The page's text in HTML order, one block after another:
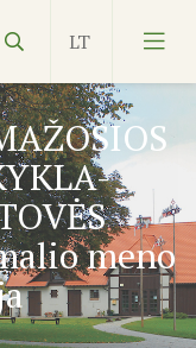
meno